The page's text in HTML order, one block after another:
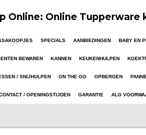
Online: Online Tupperware
SPECIALS AANBIEDINGEN BABY EN
BEWAREN KANNEN KEUKENHULPEN
/ SNIJHULPEN ON THE GO OPBERGEN
/ OPENINGSTIJDEN GARANTIE ALG